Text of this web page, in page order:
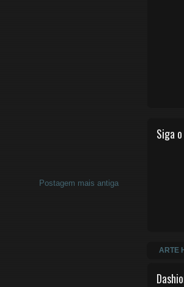
Postagem mais antiga
Siga
ARTE